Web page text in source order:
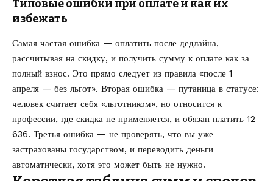
Типовые ошибки при оплате и как их
избежать
Самая частая ошибка — оплатить после дедлайна,
рассчитывая на скидку, и получить сумму к оплате как за
полный взнос. Это прямо следует из правила «после 1
апреля — без льгот». Вторая ошибка — путаница в статусе:
человек считает себя «льготником», но относится к
профессии, где скидка не применяется, и обязан платить 12
636. Третья ошибка — не проверять, что вы уже
застрахованы государством, и переводить деньги
автоматически, хотя это может быть не нужно.